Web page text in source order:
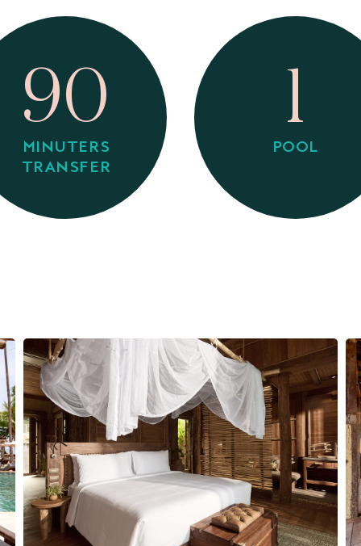
90
MINUTERS
TRANSFER
1
POOL